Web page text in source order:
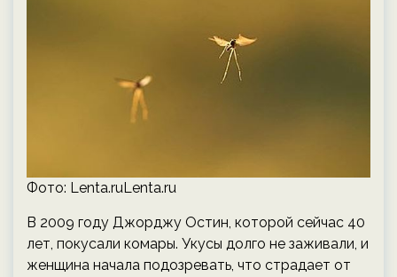
Фото: Lenta.ruLenta.ru
В 2009 году Джорджу Остин, которой сейчас 40
лет, покусали комары. Укусы долго не заживали, и
женщина начала подозревать, что страдает от